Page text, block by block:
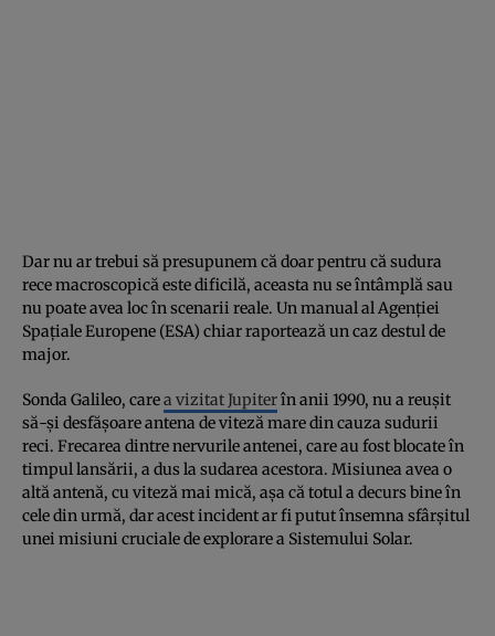
Dar nu ar trebui să presupunem că doar pentru că sudura
rece macroscopică este dificilă, aceasta nu se întâmplă sau
nu poate avea loc în scenarii reale. Un manual al Agenției
Spațiale Europene (ESA) chiar raportează un caz destul de
major.
Sonda Galileo, carea vizitat Jupiterîn anii 1990, nu a reușit
să-și desfășoare antena de viteză mare din cauza sudurii
reci. Frecarea dintre nervurile antenei, care au fost blocate în
timpul lansării, a dus la sudarea acestora. Misiunea avea o
altă antenă, cu viteză mai mică, așa că totul a decurs bine în
cele din urmă, dar acest incident ar fi putut însemna sfârșitul
unei misiuni cruciale de explorare a Sistemului Solar.